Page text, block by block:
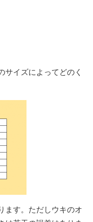
サイズによってどのく
ます。ただしウキのオ